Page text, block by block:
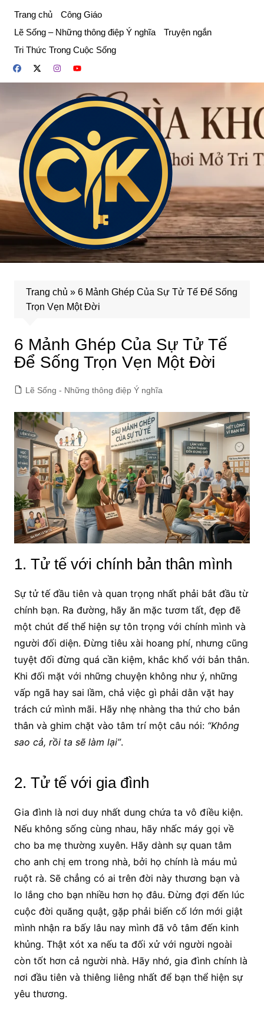
phần
dung
Trang chủ
Công Giáo
Lẽ Sống – Những thông điệp Ý nghĩa
Truyện ngắn
Tri Thức Trong Cuộc Sống
Trang chủ » 6 Mảnh Ghép Của Sự Tử Tế Để Sống
Trọn Vẹn Một Đời
6 Mảnh Ghép Của Sự Tử Tế
Để Sống Trọn Vẹn Một Đời
Lẽ Sống - Những thông điệp Ý nghĩa
1. Tử tế với chính bản thân mình
Sự tử tế đầu tiên và quan trọng nhất phải bắt đầu từ
chính bạn. Ra đường, hãy ăn mặc tươm tất, đẹp đẽ
một chút để thể hiện sự tôn trọng với chính mình và
người đối diện. Đừng tiêu xài hoang phí, nhưng cũng
tuyệt đối đừng quá cần kiệm, khắc khổ với bản thân.
Khi đối mặt với những chuyện không như ý, những
vấp ngã hay sai lầm, chả việc gì phải dằn vặt hay
trách cứ mình mãi. Hãy nhẹ nhàng tha thứ cho bản
thân và ghim chặt vào tâm trí một câu nói: “Không
sao cả, rồi ta sẽ làm lại”.
2. Tử tế với gia đình
Gia đình là nơi duy nhất dung chứa ta vô điều kiện.
Nếu không sống cùng nhau, hãy nhấc máy gọi về
cho ba mẹ thường xuyên. Hãy dành sự quan tâm
cho anh chị em trong nhà, bởi họ chính là máu mủ
ruột rà. Sẽ chẳng có ai trên đời này thương bạn và
lo lắng cho bạn nhiều hơn họ đâu. Đừng đợi đến lúc
cuộc đời quăng quật, gặp phải biến cố lớn mới giật
mình nhận ra bấy lâu nay mình đã vô tâm đến kinh
khủng. Thật xót xa nếu ta đối xử với người ngoài
còn tốt hơn cả người nhà. Hãy nhớ, gia đình chính là
nơi đầu tiên và thiêng liêng nhất để bạn thể hiện sự
yêu thương.